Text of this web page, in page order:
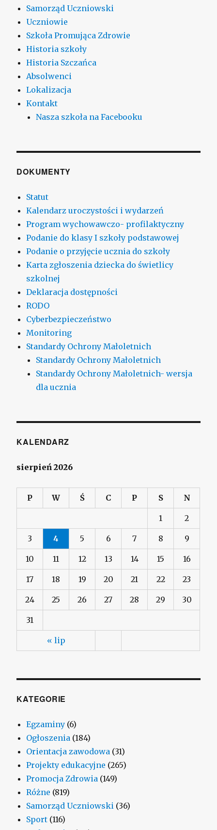
Samorząd Uczniowski
Uczniowie
Szkoła Promująca Zdrowie
Historia szkoły
Historia Szczańca
Absolwenci
Lokalizacja
Kontakt
Nasza szkoła na Facebooku
DOKUMENTY
Statut
Kalendarz uroczystości i wydarzeń
Program wychowawczo- profilaktyczny
Podanie do klasy I szkoły podstawowej
Podanie o przyjęcie ucznia do szkoły
Karta zgłoszenia dziecka do świetlicy
szkolnej
Deklaracja dostępności
RODO
Cyberbezpieczeństwo
Monitoring
Standardy Ochrony Małoletnich
Standardy Ochrony Małoletnich
Standardy Ochrony Małoletnich- wersja
dla ucznia
KALENDARZ
sierpień 2026
P W Ś C P S N
« lip
1 2
3 4 5 6 7 8 9
10 11 12 13 14 15 16
17 18 19 20 21 22 23
24 25 26 27 28 29 30
31
KATEGORIE
Egzaminy (6)
Ogłoszenia (184)
Orientacja zawodowa (31)
Projekty edukacyjne (265)
Promocja Zdrowia (149)
Różne (819)
Samorząd Uczniowski (36)
Sport (116)